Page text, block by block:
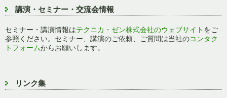
講演・セミナー・交流会情報
セミナー・講演情報はテクニカ・ゼン株式会社のウェブサイト をご
参照ください。セミナー、講演のご依頼、ご質問は当社のコンタク
トフォームからお願いします。
リンク集